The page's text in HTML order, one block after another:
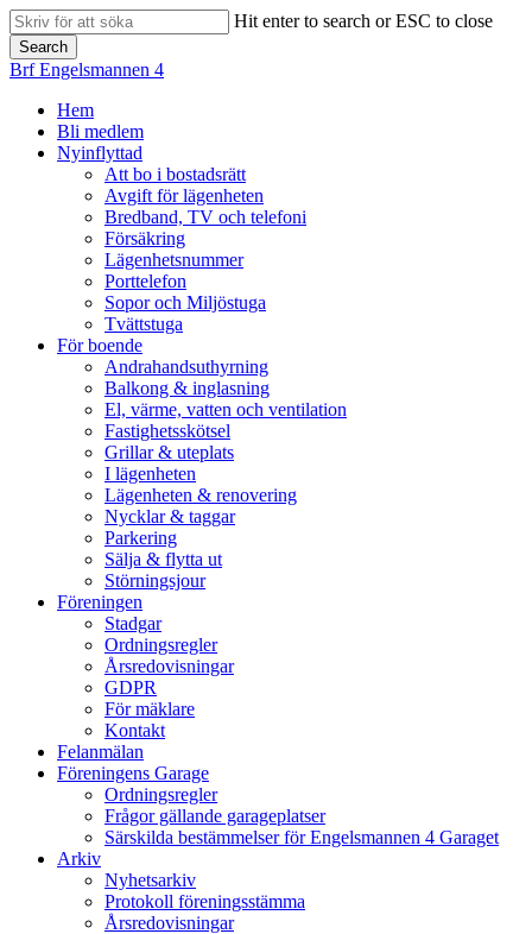
Skip
to
main
content
Hit enter to search or ESC to close
Search
Close
Brf Engelsmannen 4
search
Menu
Hem
Bli medlem
Nyinflyttad
Att bo i bostadsrätt
Avgift för lägenheten
Bredband, TV och telefoni
Försäkring
Lägenhetsnummer
Porttelefon
Sopor och Miljöstuga
Tvättstuga
För boende
Andrahandsuthyrning
Balkong & inglasning
El, värme, vatten och ventilation
Fastighetsskötsel
Grillar & uteplats
I lägenheten
Lägenheten & renovering
Nycklar & taggar
Parkering
Sälja & flytta ut
Störningsjour
Föreningen
Stadgar
Ordningsregler
Årsredovisningar
GDPR
För mäklare
Kontakt
Felanmälan
Föreningens Garage
Ordningsregler
Frågor gällande garageplatser
Särskilda bestämmelser för Engelsmannen 4 Garaget
Arkiv
Nyhetsarkiv
Protokoll föreningsstämma
Årsredovisningar